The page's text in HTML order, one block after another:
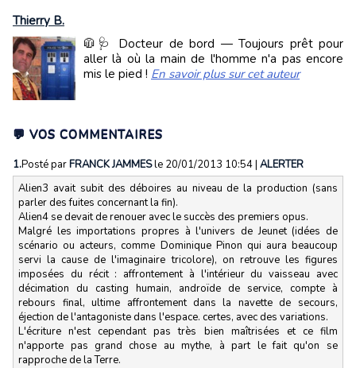
Thierry B.
🧥🩺 Docteur de bord — Toujours prêt pour
aller là où la main de l'homme n'a pas encore
mis le pied ! En savoir plus sur cet auteur
💬 VOS COMMENTAIRES
1.Posté parFRANCK JAMMESle 20/01/2013 10:54| ALERTER
Alien3 avait subit des déboires au niveau de la production (sans
parler des fuites concernant la fin).
Alien4 se devait de renouer avec le succès des premiers opus.
Malgré les importations propres à l'univers de Jeunet (idées de
scénario ou acteurs, comme Dominique Pinon qui aura beaucoup
servi la cause de l'imaginaire tricolore), on retrouve les figures
imposées du récit : affrontement à l'intérieur du vaisseau avec
décimation du casting humain, androïde de service, compte à
rebours final, ultime affrontement dans la navette de secours,
éjection de l'antagoniste dans l'espace. certes, avec des variations.
L'écriture n'est cependant pas très bien maîtrisées et ce film
n'apporte pas grand chose au mythe, à part le fait qu'on se
rapproche de la Terre.